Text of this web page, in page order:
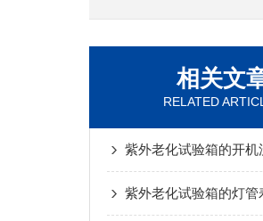
相关文
RELATED